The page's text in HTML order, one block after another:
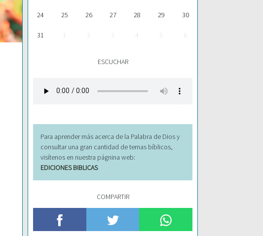
24 25 26 27 28 29 30
31 1 2 3 4 5 6
ESCUCHAR
Para aprender más acerca de la Palabra de Dios y
consultar una gran cantidad de temas bíblicos,
visítenos en nuestra págnina web:
EDICIONES BIBLICAS
COMPARTIR